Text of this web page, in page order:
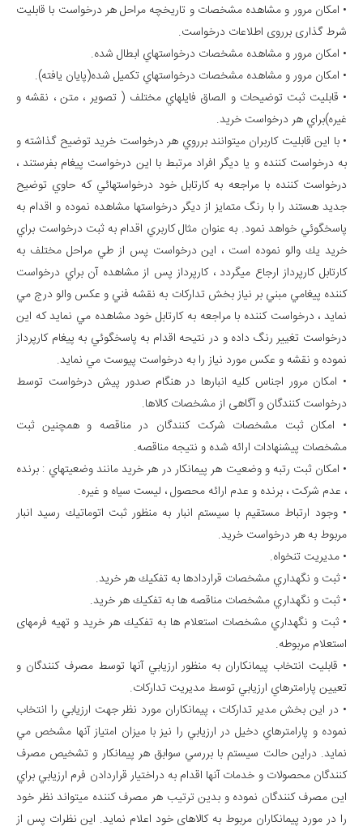
• امکان مرور و مشاهده مشخصات و تاریخچه مراحل هر درخواست با قابلیت
شرط گذاری برروی اطلاعات درخواست.
• امکان مرور و مشاهده مشخصات درخواستهاي ابطال شده.
• امکان مرور و مشاهده مشخصات درخواستهاي تكميل شده(پايان يافته).
• قابليت ثبت توضيحات و الصاق فايلهاي مختلف ( تصوير ، متن ، نقشه و
غيره)براي هر درخواست خريد.
• با اين قابليت كاربران ميتوانند برروي هر درخواست خريد توضيح گذاشته و
به درخواست كننده و يا ديگر افراد مرتبط با اين درخواست پيغام بفرستند ،
درخواست كننده با مراجعه به كارتابل خود درخواستهائي كه حاوي توضيح
جديد هستند را با رنگ متمايز از ديگر درخواستها مشاهده نموده و اقدام به
پاسخگوئي خواهد نمود. به عنوان مثال كاربري اقدام به ثبت درخواست براي
خريد يك والو نموده است ، اين درخواست پس از طي مراحل مختلف به
كارتابل كارپرداز ارجاع ميگردد ، كارپرداز پس از مشاهده آن براي درخواست
كننده پيغامي مبني بر نياز بخش تداركات به نقشه فني و عكس والو درج مي
نمايد ، درخواست كننده با مراجعه به كارتابل خود مشاهده مي نمايد كه اين
درخواست تغيير رنگ داده و در نتيحه اقدام به پاسخگوئي به پيغام كارپرداز
نموده و نقشه و عكس مورد نياز را به درخواست پيوست مي نمايد.
• امکان مرور اجناس کلیه انبارها در هنگام صدور پیش درخواست توسط
درخواست کنندگان و آگاهی از مشخصات کالاها.
• امکان ثبت مشخصات شرکت کنندگان در مناقصه و همچنین ثبت
مشخصات پیشنهادات ارائه شده و نتیجه مناقصه.
• امكان ثبت رتبه و وضعيت هر پيمانكار در هر خريد مانند وضعيتهاي : برنده
، عدم شركت ، برنده و عدم ارائه محصول ، ليست سياه و غيره.
• وجود ارتباط مستقیم با سیستم انبار به منظور ثبت اتوماتيك رسید انبار
مربوط به هر درخواست خرید.
• مدیریت تنخواه.
• ثبت و نگهداري مشخصات قراردادها به تفكيك هر خريد.
• ثبت و نگهداري مشخصات مناقصه ها به تفكيك هر خريد.
• ثبت و نگهداري مشخصات استعلام ها به تفكيك هر خريد و تهيه فرمهای
استعلام مربوطه.
• قابليت انتخاب پيمانكاران به منظور ارزيابي آنها توسط مصرف كنندگان و
تعيين پارامترهاي ارزيابي توسط مديريت تداركات.
• در اين بخش مدير تداركات ، پيمانكاران مورد نظر جهت ارزيابي را انتخاب
نموده و پارامترهاي دخيل در ارزيابي را نيز با ميزان امتياز آنها مشخص مي
نمايد. دراين حالت سيستم با بررسي سوابق هر پيمانكار و تشخيص مصرف
كنندگان محصولات و خدمات آنها اقدام به دراختيار قراردادن فرم ارزيابي براي
اين مصرف كنندگان نموده و بدين ترتيب هر مصرف كننده ميتواند نظر خود
را در مورد پيمانكاران مربوط به كالاهاي خود اعلام نمايد. اين نظرات پس از